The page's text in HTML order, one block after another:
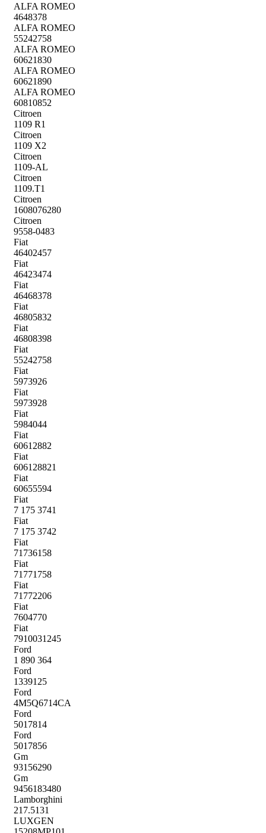
ALFA ROMEO
4648378
ALFA ROMEO
55242758
ALFA ROMEO
60621830
ALFA ROMEO
60621890
ALFA ROMEO
60810852
Citroen
1109 R1
Citroen
1109 X2
Citroen
1109-AL
Citroen
1109.T1
Citroen
1608076280
Citroen
9558-0483
Fiat
46402457
Fiat
46423474
Fiat
46468378
Fiat
46805832
Fiat
46808398
Fiat
55242758
Fiat
5973926
Fiat
5973928
Fiat
5984044
Fiat
60612882
Fiat
606128821
Fiat
60655594
Fiat
7 175 3741
Fiat
7 175 3742
Fiat
71736158
Fiat
71771758
Fiat
71772206
Fiat
7604770
Fiat
7910031245
Ford
1 890 364
Ford
1339125
Ford
4M5Q6714CA
Ford
5017814
Ford
5017856
Gm
93156290
Gm
9456183480
Lamborghini
217.5131
LUXGEN